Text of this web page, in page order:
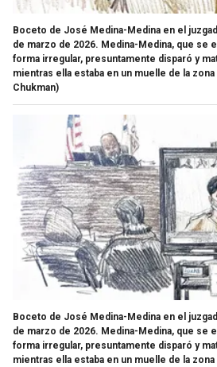
Boceto de José Medina-Medina en el
de marzo de 2026. Medina-Medina, que se
forma irregular, presuntamente disparó y
mientras ella estaba en un muelle de la
Chukman)
Boceto de José Medina-Medina en el
de marzo de 2026. Medina-Medina, que se
forma irregular, presuntamente disparó y
mientras ella estaba en un muelle de la